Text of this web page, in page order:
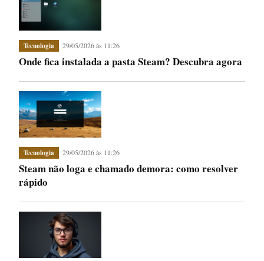
Tecnologia 29/05/2026 às 11:26
Onde fica instalada a pasta Steam? Descubra agora
Tecnologia 29/05/2026 às 11:26
Steam não loga e chamado demora: como resolver
rápido